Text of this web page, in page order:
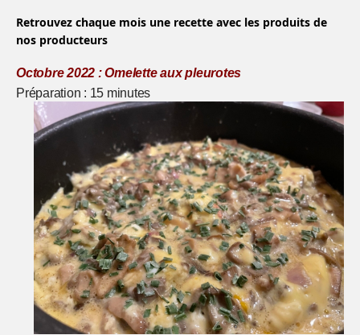
Retrouvez chaque mois une recette avec les produits de
nos producteurs
Octobre 2022 : Omelette aux pleurotes
Préparation : 15 minutes